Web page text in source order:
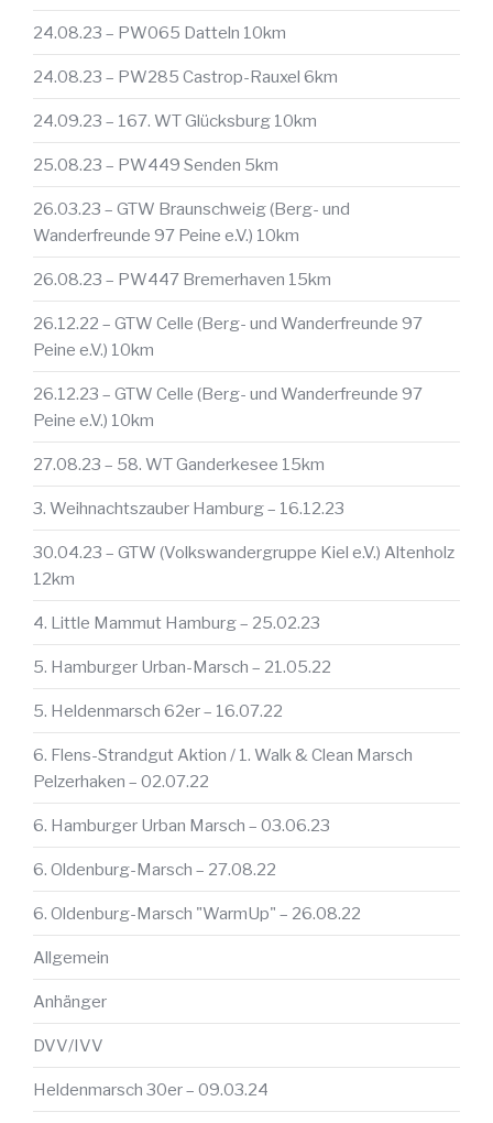
24.08.23 – PW065 Datteln 10km
24.08.23 – PW285 Castrop-Rauxel 6km
24.09.23 – 167. WT Glücksburg 10km
25.08.23 – PW449 Senden 5km
26.03.23 – GTW Braunschweig (Berg- und
Wanderfreunde 97 Peine e.V.) 10km
26.08.23 – PW447 Bremerhaven 15km
26.12.22 – GTW Celle (Berg- und Wanderfreunde 97
Peine e.V.) 10km
26.12.23 – GTW Celle (Berg- und Wanderfreunde 97
Peine e.V.) 10km
27.08.23 – 58. WT Ganderkesee 15km
3. Weihnachtszauber Hamburg – 16.12.23
30.04.23 – GTW (Volkswandergruppe Kiel e.V.) Altenholz
12km
4. Little Mammut Hamburg – 25.02.23
5. Hamburger Urban-Marsch – 21.05.22
5. Heldenmarsch 62er – 16.07.22
6. Flens-Strandgut Aktion / 1. Walk & Clean Marsch
Pelzerhaken – 02.07.22
6. Hamburger Urban Marsch – 03.06.23
6. Oldenburg-Marsch – 27.08.22
6. Oldenburg-Marsch "WarmUp" – 26.08.22
Allgemein
Anhänger
DVV/IVV
Heldenmarsch 30er – 09.03.24